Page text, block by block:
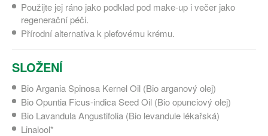
Použijte jej ráno jako podklad pod make-up i večer jako
regenerační péči.
Přírodní alternativa k pleťovému krému.
SLOŽENÍ
Bio Argania Spinosa Kernel Oil (Bio arganový olej)
Bio Opuntia Ficus-indica Seed Oil (Bio opunciový olej)
Bio Lavandula Angustifolia (Bio levandule lékařská)
Linalool*